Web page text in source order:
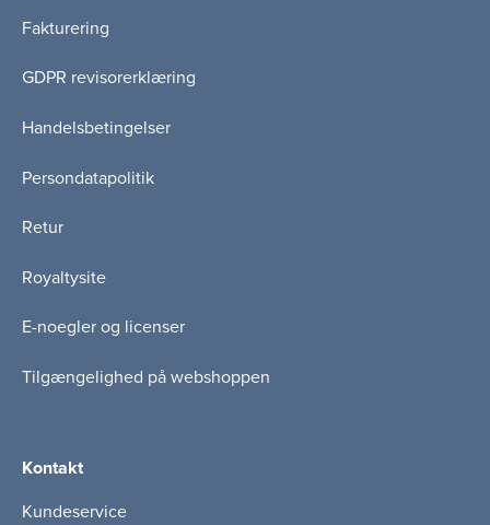
Fakturering
GDPR revisorerklæring
Handelsbetingelser
Persondatapolitik
Retur
Royaltysite
E-noegler og licenser
Tilgængelighed på webshoppen
Kontakt
Kundeservice